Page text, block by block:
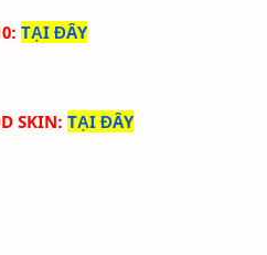
: TẠI ĐÂY
SKIN: TẠI ĐÂY